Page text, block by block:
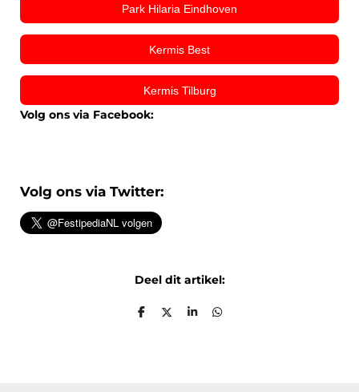
Park Hilaria Eindhoven
Kermis Best
Kermis Tilburg
Volg ons via Facebook:
Volg ons via Twitter:
Deel dit artikel:
D
D
S
D